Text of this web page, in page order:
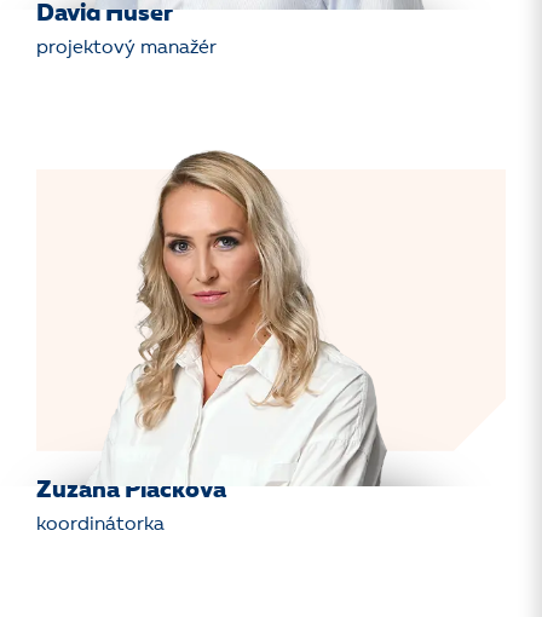
David Huser
projektový manažér
Zuzana Plačková
koordinátorka